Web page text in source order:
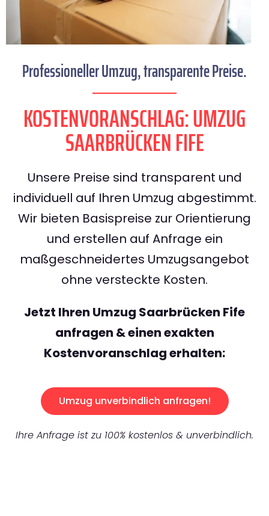
Professioneller Umzug, transparente Preise.
KOSTENVORANSCHLAG: UMZUG
SAARBRÜCKEN FIFE
Unsere Preise sind transparent und
individuell auf Ihren Umzug abgestimmt.
Wir bieten Basispreise zur Orientierung
und erstellen auf Anfrage ein
maßgeschneidertes Umzugsangebot
ohne versteckte Kosten.
Jetzt Ihren Umzug Saarbrücken Fife
anfragen & einen exakten
Kostenvoranschlag erhalten:
Umzug unverbindlich anfragen!
Ihre Anfrage ist zu 100% kostenlos & unverbindlich.